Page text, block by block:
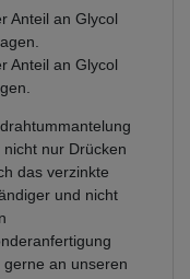
Anteil an Glycol
Anteil an Glycol
nur Drücken
das verzinkte
und nicht
an unseren